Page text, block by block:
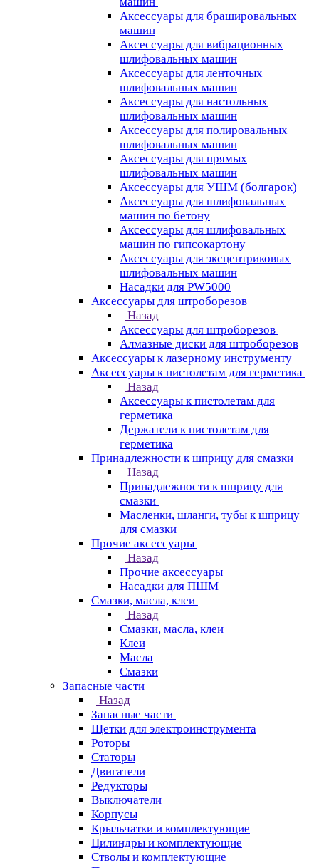
Аксессуары для брашировальных
машин
Аксессуары для вибрационных
шлифовальных машин
Аксессуары для ленточных
шлифовальных машин
Аксессуары для настольных
шлифовальных машин
Аксессуары для полировальных
шлифовальных машин
Аксессуары для прямых
шлифовальных машин
Аксессуары для УШМ (болгарок)
Аксессуары для шлифовальных
машин по бетону
Аксессуары для шлифовальных
машин по гипсокартону
Аксессуары для эксцентриковых
шлифовальных машин
Насадки для PW5000
Аксессуары для штроборезов
Назад
Аксессуары для штроборезов
Алмазные диски для штроборезов
Аксессуары к лазерному инструменту
Аксессуары к пистолетам для герметика
Назад
Аксессуары к пистолетам для
герметика
Держатели к пистолетам для
герметика
Принадлежности к шприцу для смазки
Назад
Принадлежности к шприцу для
смазки
Масленки, шланги, тубы к шприцу
для смазки
Прочие аксессуары
Назад
Прочие аксессуары
Насадки для ПШМ
Смазки, масла, клеи
Назад
Смазки, масла, клеи
Клеи
Масла
Смазки
Запасные части
Назад
Запасные части
Щетки для электроинструмента
Роторы
Статоры
Двигатели
Редукторы
Выключатели
Корпусы
Крыльчатки и комплектующие
Цилиндры и комплектующие
Стволы и комплектующие